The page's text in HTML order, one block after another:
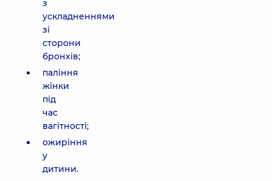
з
ускладненнями
зі
сторони
бронхів;
паління
жінки
під
час
вагітності;
ожиріння
у
дитини.